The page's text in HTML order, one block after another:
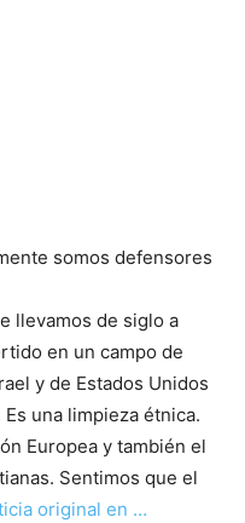
somos defensores
llevamos de siglo a
en un campo de
y de Estados Unidos
una limpieza étnica.
Europea y también el
Sentimos que el
original en …